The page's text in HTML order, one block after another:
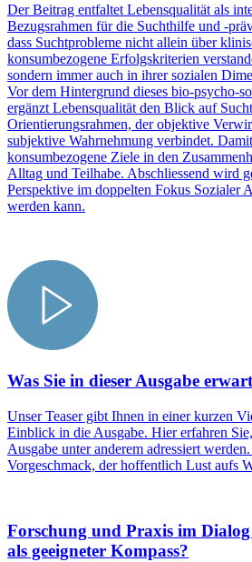
Der Beitrag entfaltet Lebensqualität als
Bezugsrahmen für die Suchthilfe und -
dass Suchtprobleme nicht allein über
konsumbezogene Erfolgskriterien
sondern immer auch in ihrer sozialen
Vor dem Hintergrund dieses bio-psycho-
ergänzt Lebensqualität den Blick auf
Orientierungsrahmen, der objektive
subjektive Wahrnehmung verbindet.
konsumbezogene Ziele in den
Alltag und Teilhabe. Abschliessend wird
Perspektive im doppelten Fokus Sozialer
werden kann.
Was Sie in dieser Ausgabe
Unser Teaser gibt Ihnen in einer kurzen
Einblick in die Ausgabe. Hier erfahren
Ausgabe unter anderem adressiert
Vorgeschmack, der hoffentlich Lust aufs
Forschung und Praxis im
als geeigneter Kompass?